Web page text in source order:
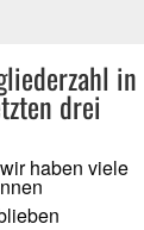
in
drei
haben viele